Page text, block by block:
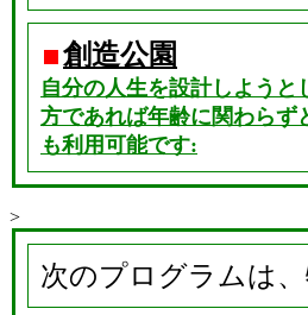
創造公園
自分の人生を設計しようと
方であれば年齢に関わらず
も利用可能です:
>
次のプログラムは